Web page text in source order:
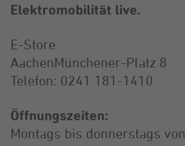
Elektromobilität live.
E-Store
AachenMünchener-Platz 8
Telefon: 0241 181-1410
Öffnungszeiten:
Montags bis donnerstags von